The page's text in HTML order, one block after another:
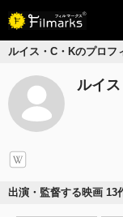
ルイス・C・Kのプロフ
ルイ
出演・監督する映画 13